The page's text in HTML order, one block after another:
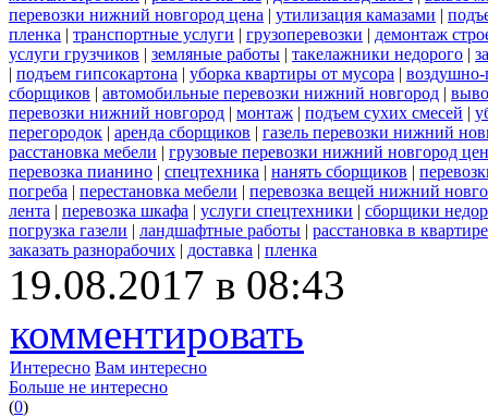
перевозки нижний новгород цена | утилизация камазами |
пленка | транспортные услуги | грузоперевозки | демонтаж
услуги грузчиков | земляные работы | такелажники недорого |
| подъем гипсокартона | уборка квартиры от мусора | воздушно-
сборщиков | автомобильные перевозки нижний новгород |
перевозки нижний новгород | монтаж | подъем сухих смесей |
перегородок | аренда сборщиков | газель перевозки нижний
расстановка мебели | грузовые перевозки нижний новгород
перевозка пианино | спецтехника | нанять сборщиков |
погреба | перестановка мебели | перевозка вещей нижний
лента | перевозка шкафа | услуги спецтехники | сборщики
погрузка газели | ландшафтные работы | расстановка в квартире
заказать разнорабочих | доставка | пленка
19.08.2017 в 08:43
комментировать
Интересно Вам интересно
Больше не интересно
(0)